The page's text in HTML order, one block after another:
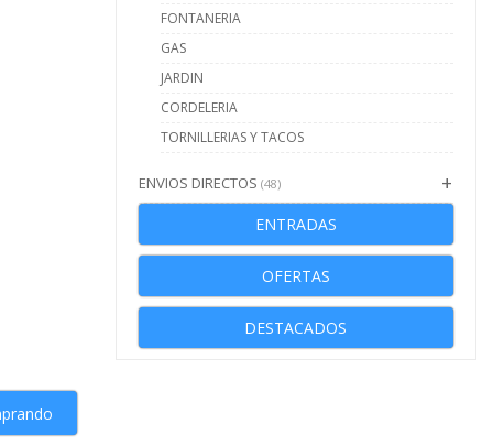
FONTANERIA
GAS
JARDIN
CORDELERIA
TORNILLERIAS Y TACOS
ENVIOS DIRECTOS (48)
ENTRADAS
OFERTAS
DESTACADOS